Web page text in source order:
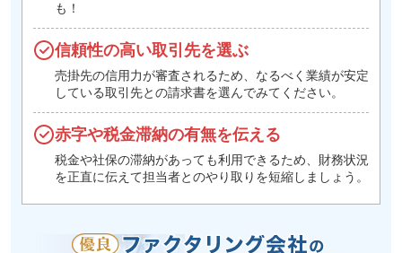
も！
信頼性の高い取引先を選ぶ
売掛先の信用力が審査されるため、なるべく業績が安定
している取引先との請求書を選んでみてください。
赤字や税金滞納の有無を伝える
税金や社保の滞納があっても利用できるため、財務状況
を正直に伝えて担当者とのやり取りを短縮しましょう。